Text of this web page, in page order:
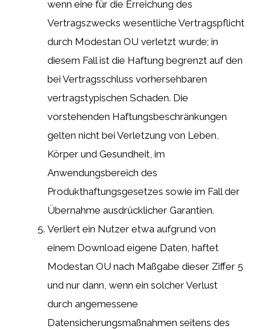
wenn eine für die Erreichung des
Vertragszwecks wesentliche Vertragspflicht
durch Modestan OU verletzt wurde; in
diesem Fall ist die Haftung begrenzt auf den
bei Vertragsschluss vorhersehbaren
vertragstypischen Schaden. Die
vorstehenden Haftungsbeschränkungen
gelten nicht bei Verletzung von Leben,
Körper und Gesundheit, im
Anwendungsbereich des
Produkthaftungsgesetzes sowie im Fall der
Übernahme ausdrücklicher Garantien.
Verliert ein Nutzer etwa aufgrund von
einem Download eigene Daten, haftet
Modestan OU nach Maßgabe dieser Ziffer 5
und nur dann, wenn ein solcher Verlust
durch angemessene
Datensicherungsmaßnahmen seitens des